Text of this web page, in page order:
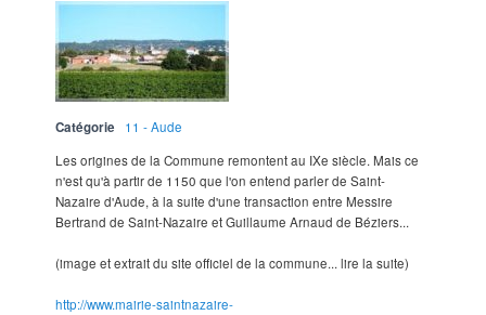
Catégorie
11 - Aude
Les origines de la Commune remontent au IXe siècle. Mais ce
n'est qu'à partir de 1150 que l'on entend parler de Saint-
Nazaire d'Aude, à la suite d'une transaction entre Messire
Bertrand de Saint-Nazaire et Guillaume Arnaud de Béziers...
(image et extrait du site officiel de la commune... lire la suite)
http://www.mairie-saintnazaire-